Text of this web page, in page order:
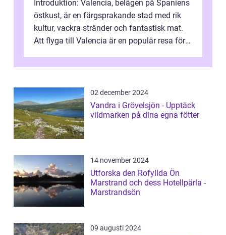
Introduktion: Valencia, belägen på Spaniens
östkust, är en färgsprakande stad med rik
kultur, vackra stränder och fantastisk mat.
Att flyga till Valencia är en populär resa för
02 december 2024
Vandra i Grövelsjön - Upptäck
vildmarken på dina egna fötter
14 november 2024
Utforska den Rofyllda Ön
Marstrand och dess Hotellpärla -
Marstrandsön
09 augusti 2024